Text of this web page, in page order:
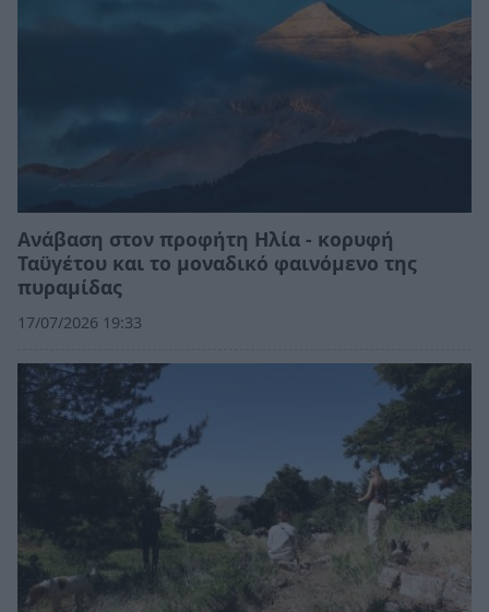
Ανάβαση στον προφήτη Ηλία - κορυφή
Ταϋγέτου και το μοναδικό φαινόμενο της
πυραμίδας
17/07/2026 19:33